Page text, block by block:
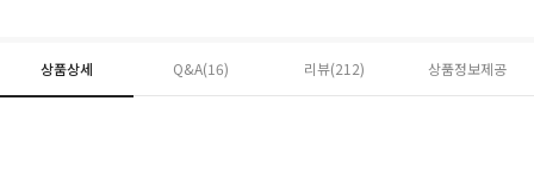
상품상세 Q&A(16) 리뷰(212) 상품정보제공